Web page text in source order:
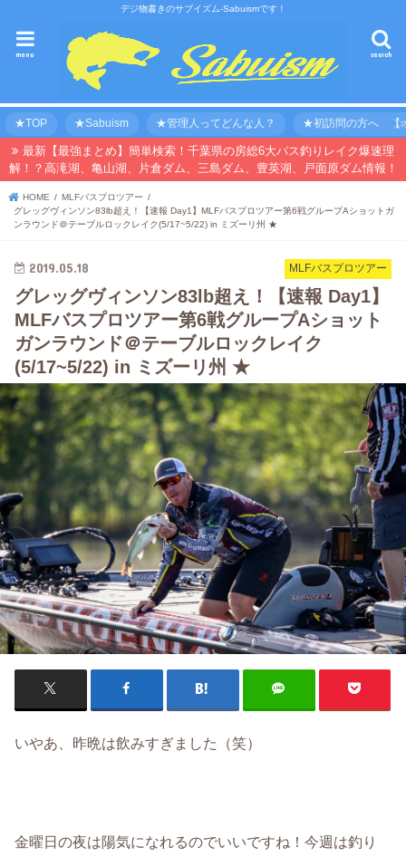
デジ物書きのサブイズム-Sabuismです！
search
menu
★TOP ★Sabuism ★管理人ってどんな人？ ★初訪問の方へ 【
最新【最強まとめ】簡単検索！千葉県の房総6大バス釣りレイク爆速理
解！？高滝湖、亀山湖、片倉ダム、三島ダム、豊英湖、戸面原ダム情報！
HOME
MLFバスプロツアー
グレッグヴィンソン83lb超え！【速報 Day1】MLFバスプロツアー第6戦グループAショットガ
ンラウンド＠テーブルロックレイク(5/17~5/22) in ミズーリ州 ★
MLFバスプロツアー
2019.05.18
グレッグヴィンソン83lb超え！【速報 Day1】
MLFバスプロツアー第6戦グループAショット
ガンラウンド＠テーブルロックレイク
(5/17~5/22) in ミズーリ州 ★
いやあ、昨晩は飲みすぎました（笑）
金曜日の夜は陽気になれるのでいいですね！今週は釣り